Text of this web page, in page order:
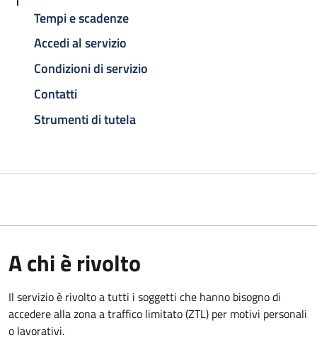
Tempi e scadenze
Accedi al servizio
Condizioni di servizio
Contatti
Strumenti di tutela
A chi è rivolto
Il servizio è rivolto a tutti i soggetti che hanno bisogno di
accedere alla zona a traffico limitato (ZTL) per motivi personali
o lavorativi.